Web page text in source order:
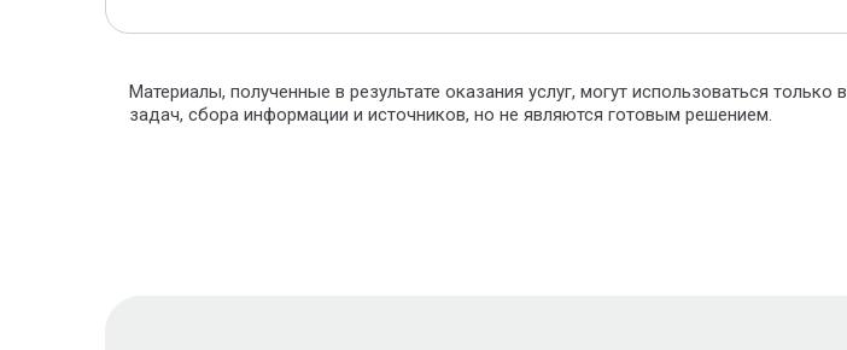
Материалы, полученные в результате оказания услуг, могут использоваться
задач, сбора информации и источников, но не являются готовым решением.